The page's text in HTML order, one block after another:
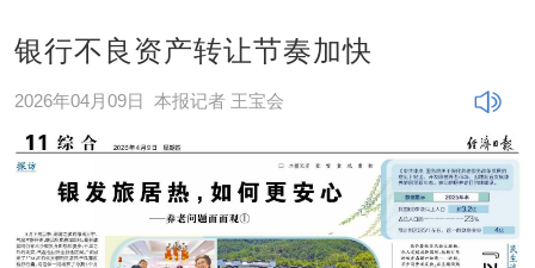
银行不良资产转让节奏加快
2026年04月09日 本报记者 王宝会